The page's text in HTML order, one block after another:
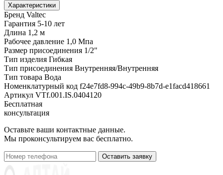
Характеристики
Бренд Valtec
Гарантия 5-10 лет
Длина 1,2 м
Рабочее давление 1,0 Мпа
Размер присоединения 1/2"
Тип изделия Гибкая
Тип присоединения Внутренняя/Внутренняя
Тип товара Вода
Номенклатурный код f24e7fd8-994c-49b9-8b7d-e1facd418661
Артикул VTf.001.IS.0404120
Бесплатная
консультация
Оставьте ваши контактные данные.
Мы проконсультируем вас бесплатно.
Оставить заявку